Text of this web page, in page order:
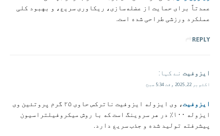
عمدتاً برای حمایت از عضله‌سازی، ریکاوری سریع، و بهبود کلی
عملکرد ورزشی طراحی شده است.
REPLY
ایزوفیت نے کہا:
اکتوبر 22, 2025 وقت 5:34 صبح
ایزوفیت
، وی ایزوله ایزوفیت ناترکس حاوی ۲۵ گرم پروتئین وی
ایزوله ۱۰۰٪ در هر سروینگ است که با روش میکروفیلتراسیون
پیشرفته تولید شده و جذب سریع دارد.